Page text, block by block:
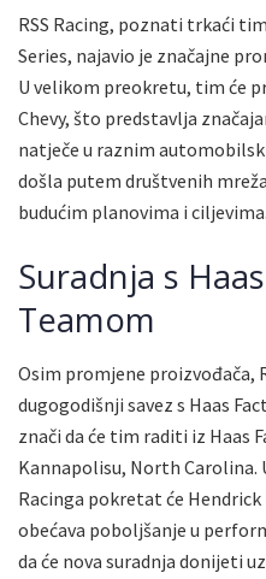
RSS Racing, poznati trkaći
Series, najavio je značajne
U velikom preokretu, tim će
Chevy, što predstavlja
natječe u raznim
došla putem društvenih
budućim planovima i ciljevima.
Suradnja s
Teamom
Osim promjene proizvođača,
dugogodišnji savez s Haas
znači da će tim raditi iz Haas
Kannapolisu, North Carolina.
Racinga pokretat će
obećava poboljšanje u
da će nova suradnja donijeti